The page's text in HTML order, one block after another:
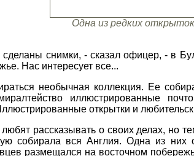
Одна из редких
снимки, - сказал офицер, - в
Нас интересует все...
необычная коллекция. Ее
иллюстрированные
открытки и
любят рассказывать о своих делах, но
собирала вся Англия. Одна из
размещался на восточном